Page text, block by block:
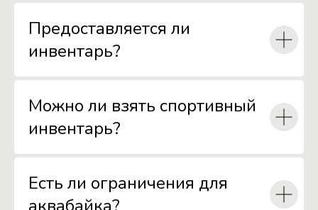
Предоставляется ли
инвентарь?
Можно ли взять спортивный
инвентарь?
Есть ли ограничения для